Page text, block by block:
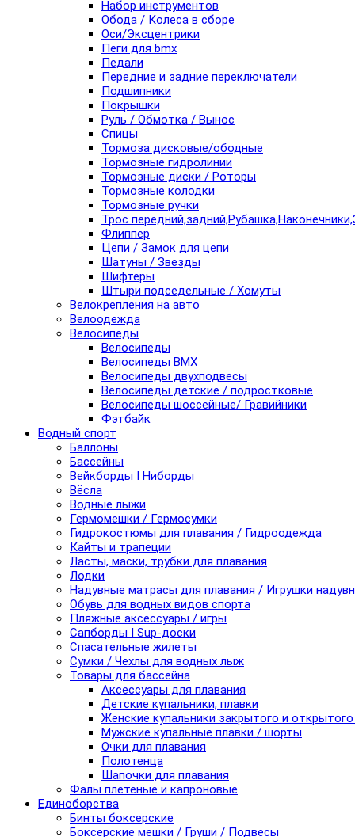
Набор инструментов
Обода / Колеса в сборе
Оси/Эксцентрики
Пеги для bmx
Педали
Передние и задние переключатели
Подшипники
Покрышки
Руль / Обмотка / Вынос
Спицы
Тормоза дисковые/ободные
Тормозные гидролинии
Тормозные диски / Роторы
Тормозные колодки
Тормозные ручки
Трос
Флиппер
Цепи / Замок для цепи
Шатуны / Звезды
Шифтеры
Штыри подседельные / Хомуты
Велокрепления на авто
Велоодежда
Велосипеды
Велосипеды
Велосипеды BMX
Велосипеды двухподвесы
Велосипеды детские / подростковые
Велосипеды шоссейные/ Гравийники
Фэтбайк
Водный спорт
Баллоны
Бассейны
Вейкборды I Ниборды
Вёсла
Водные лыжи
Гермомешки / Гермосумки
Гидрокостюмы для плавания / Гидроодежда
Кайты и трапеции
Ласты, маски, трубки для плавания
Лодки
Надувные матрасы для плавания / Игрушки
Обувь для водных видов спорта
Пляжные аксессуары / игры
Сапборды I Sup-доски
Спасательные жилеты
Сумки / Чехлы для водных лыж
Товары для бассейна
Аксессуары для плавания
Детские купальники, плавки
Женские купальники закрытого и
Мужские купальные плавки / шорты
Очки для плавания
Полотенца
Шапочки для плавания
Фалы плетеные и капроновые
Единоборства
Бинты боксерские
Боксерские мешки / Груши / Подвесы